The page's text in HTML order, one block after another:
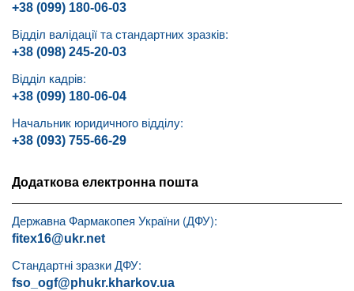
+38 (099) 180-06-03
Відділ валідації та стандартних зразків:
+38 (098) 245-20-03
Відділ кадрів:
+38 (099) 180-06-04
Начальник юридичного відділу:
+38 (093) 755-66-29
Додаткова електронна пошта
Державна Фармакопея України (ДФУ):
fitex16@ukr.net
Стандартні зразки ДФУ:
fso_ogf@phukr.kharkov.ua